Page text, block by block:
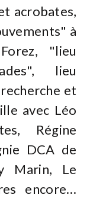
acrobates,
à
"lieu
lieu
et
avec Léo
Régine
DCA de
Marin, Le
encore…